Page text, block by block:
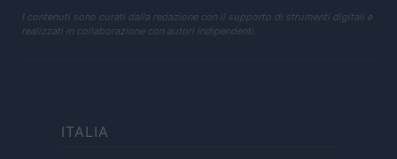
I contenuti sono curati dalla redazione con il supporto di strumenti digitali e
realizzati in collaborazione con autori indipendenti.
ITALIA